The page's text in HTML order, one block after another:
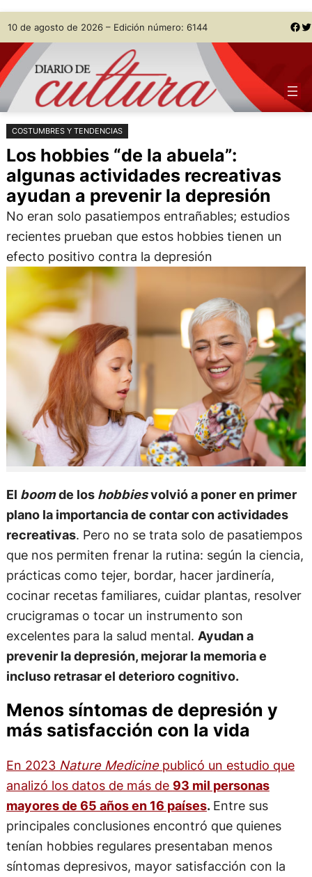
Saltar
al
contenido
Skip
to
content
10 de agosto de 2026 – Edición número: 6144 Facebook Twitter
COSTUMBRES Y TENDENCIAS
Los hobbies “de la abuela”:
algunas actividades recreativas
ayudan a prevenir la depresión
No eran solo pasatiempos entrañables; estudios
recientes prueban que estos hobbies tienen un
efecto positivo contra la depresión
El boomde los hobbiesvolvió a poner en primer
plano la importancia de contar con actividades
recreativas. Pero no se trata solo de pasatiempos
que nos permiten frenar la rutina: según la ciencia,
prácticas como tejer, bordar, hacer jardinería,
cocinar recetas familiares, cuidar plantas, resolver
crucigramas o tocar un instrumento son
excelentes para la salud mental. Ayudan a
prevenir la depresión, mejorar la memoria e
incluso retrasar el deterioro cognitivo.
Menos síntomas de depresión y
más satisfacción con la vida
En 2023 Nature Medicinepublicó un estudio que
analizó los datos de más de 93 mil personas
mayores de 65 años en 16 países. Entre sus
principales conclusiones encontró que quienes
tenían hobbies regulares presentaban menos
síntomas depresivos, mayor satisfacción con la